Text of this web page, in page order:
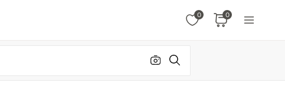
0 0